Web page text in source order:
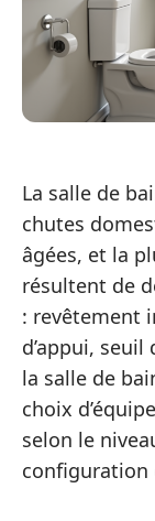
La salle de
chutes
âgées, et la
résultent de
: revêtement
d’appui,
la salle de
choix
selon le
configuration